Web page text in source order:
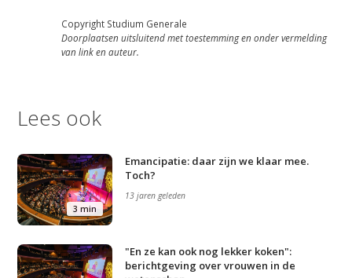
Copyright Studium Generale
Doorplaatsen uitsluitend met toestemming en onder vermelding
van link en auteur.
Lees ook
3 min
Emancipatie: daar zijn we klaar mee.
Toch?
13 jaren geleden
"En ze kan ook nog lekker koken":
berichtgeving over vrouwen in de